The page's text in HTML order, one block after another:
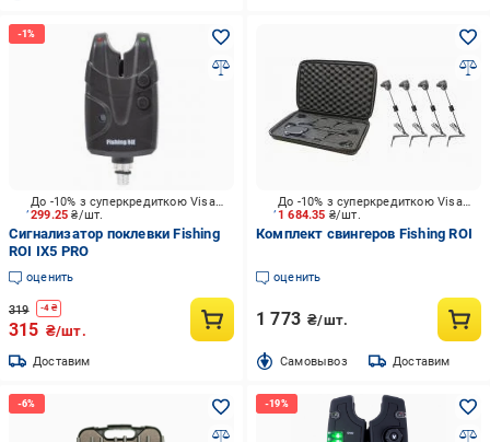
299.25₴/шт.
До -10% з суперкредиткою Visa Вигода
Сигнализатор поклевки Fishing
ROI IX5 PRO
оценить
319 -4 ₴
315 ₴/шт.
Доставим
1 684.35 ₴/шт.
До -10% з суперкредиткою Visa Вигода
Комплект свингеров Fishing ROI
оценить
1 773 ₴/шт.
Cамовывоз Доставим